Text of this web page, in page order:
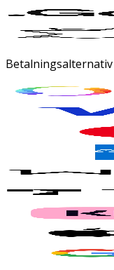
Betalningsalternativ